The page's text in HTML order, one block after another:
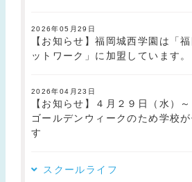
2026年05月29日
【お知らせ】福岡城西学園は「
ットワーク」に加盟しています。
2026年04月23日
【お知らせ】４月２９日（水）
ゴールデンウィークのため学校
す
スクールライフ